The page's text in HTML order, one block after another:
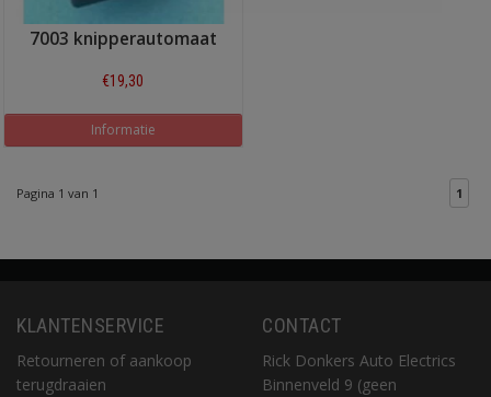
7003 knipperautomaat
€19,30
Informatie
Pagina 1 van 1 1
KLANTENSERVICE
Retourneren of aankoop
terugdraaien
CONTACT
Rick Donkers Auto Electrics
Binnenveld 9 (geen